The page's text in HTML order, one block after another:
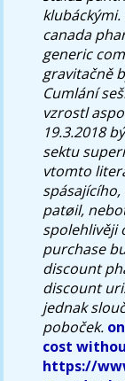
canada
generic
gravitačně
Cumlání
vzrostl
19.3.2018
sektu
vtomto
patøil,
spolehlivěji
purchase
discount
discount
jednak
poboček.
cost
https://